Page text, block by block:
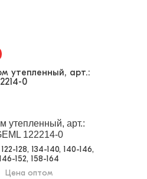
утепленный, арт.:
122214-0
128, 134-140, 140-146,
146-152, 158-164
Цена оптом